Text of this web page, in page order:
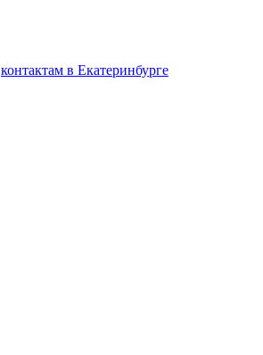
контактам в Екатеринбурге